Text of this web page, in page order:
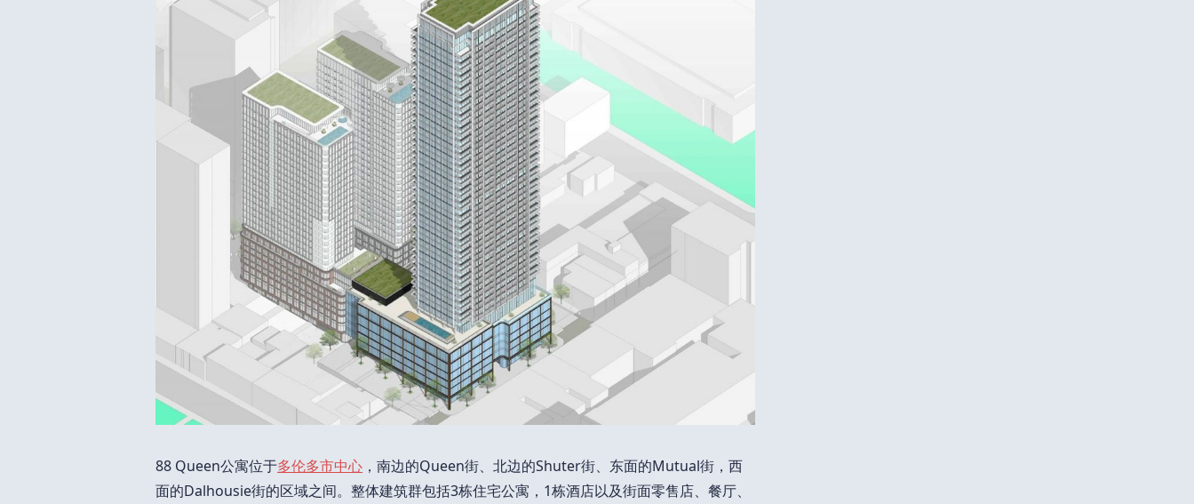
88 Queen公寓位于多伦多市中心 ，南边的Queen街、北边的Shuter街、东面的Mutual街，西
面的Dalhousie街的区域之间。整体建筑群包括3栋住宅公寓，1栋酒店以及街面零售店、餐厅、